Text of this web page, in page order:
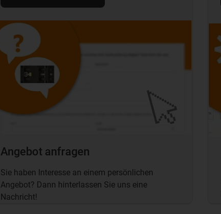
Angebot anfragen
Sie haben Interesse an einem persönlichen
Angebot? Dann hinterlassen Sie uns eine
Nachricht!